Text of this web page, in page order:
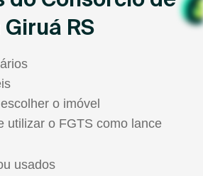
RS
o imóvel
utilizar o FGTS como lance
usados